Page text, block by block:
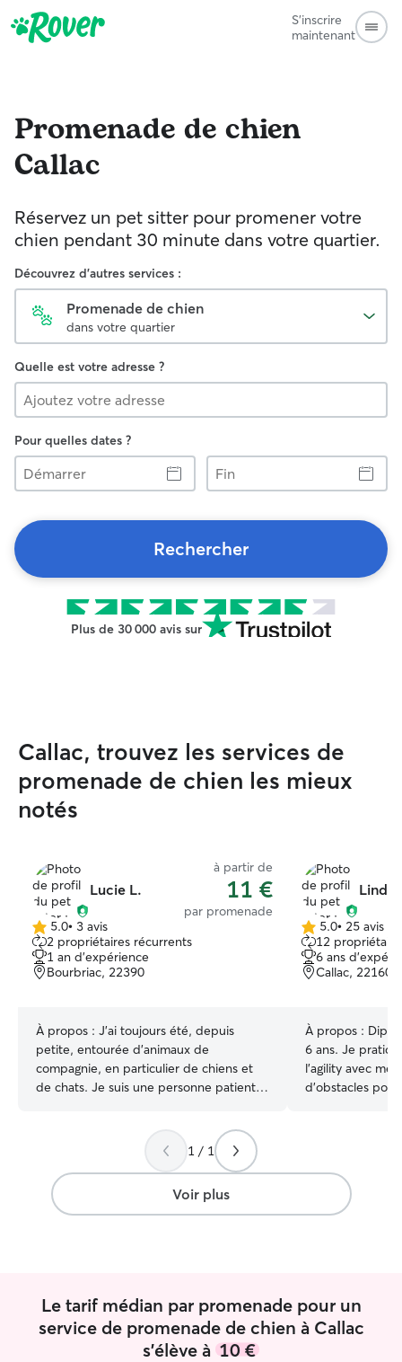
S'inscrire
maintenant
Promenade de chien
Callac
Réservez un pet sitter pour promener votre
chien pendant 30 minute dans votre quartier.
Découvrez d'autres services :
Promenade de chien
dans votre quartier
Quelle est votre adresse ?
Pour quelles dates ?
Démarrer
Fin
Rechercher
Plus de 30 000 avis sur
Callac, trouvez les services de
promenade de chien les mieux
notés
Lucie L.
à partir de
11 €
par promenade
5.0 étoile(s)
sur
5
5.0• 3 avis
2 propriétaires récurrents
1 an d'expérience
Bourbriac, 22390
À propos : J'ai toujours été, depuis
petite, entourée d'animaux de
compagnie, en particulier de chiens et
de chats. Je suis une personne patiente
moment disponible à tout moment de la
journée pour vos animaux de
compagnie. Je serais presente en
semaine et le week-end également. Je
m'occupe de vos animaux de compagnie
leurs habitudes.
5.0 étoile(s)
sur
5
5.0• 25 avis
12
6 ans
Callac, 22160
À propos :
6 ans. Je pratique régulièrement de
l'agility avec
d'obstacles pour
chiens, de
au berger
1.7ha entièrement clôturé en pleine
exemple, mes
et les chiens
1 / 1
Voir plus
Le tarif médian par promenade pour un
service de promenade de chien à Callac
s'élève à 10 €